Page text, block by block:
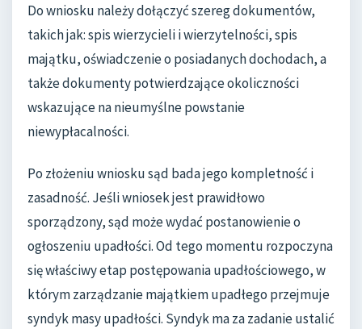
Do wniosku należy dołączyć szereg dokumentów,
takich jak: spis wierzycieli i wierzytelności, spis
majątku, oświadczenie o posiadanych dochodach, a
także dokumenty potwierdzające okoliczności
wskazujące na nieumyślne powstanie
niewypłacalności.
Po złożeniu wniosku sąd bada jego kompletność i
zasadność. Jeśli wniosek jest prawidłowo
sporządzony, sąd może wydać postanowienie o
ogłoszeniu upadłości. Od tego momentu rozpoczyna
się właściwy etap postępowania upadłościowego, w
którym zarządzanie majątkiem upadłego przejmuje
syndyk masy upadłości. Syndyk ma za zadanie ustalić